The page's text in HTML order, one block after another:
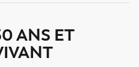
ANS ET